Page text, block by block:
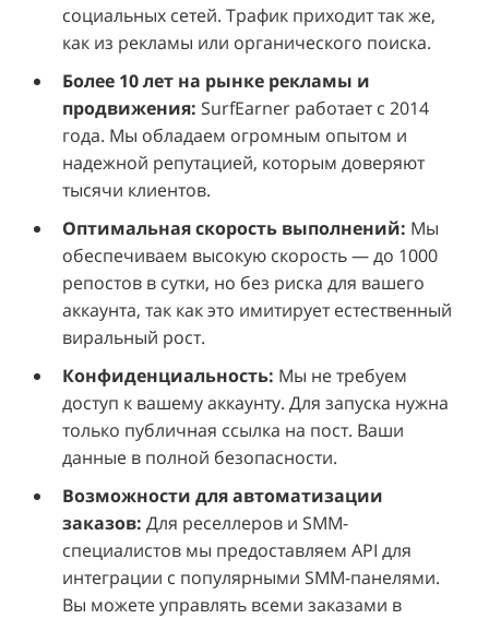
социальных сетей. Трафик приходит так же,
как из рекламы или органического поиска.
Более 10 лет на рынке рекламы и
продвижения: SurfEarner работает с 2014
года. Мы обладаем огромным опытом и
надежной репутацией, которым доверяют
тысячи клиентов.
Оптимальная скорость выполнений: Мы
обеспечиваем высокую скорость — до 1000
репостов в сутки, но без риска для вашего
аккаунта, так как это имитирует естественный
виральный рост.
Конфиденциальность: Мы не требуем
доступ к вашему аккаунту. Для запуска нужна
только публичная ссылка на пост. Ваши
данные в полной безопасности.
Возможности для автоматизации
заказов: Для реселлеров и SMM-
специалистов мы предоставляем API для
интеграции с популярными SMM-панелями.
Вы можете управлять всеми заказами в